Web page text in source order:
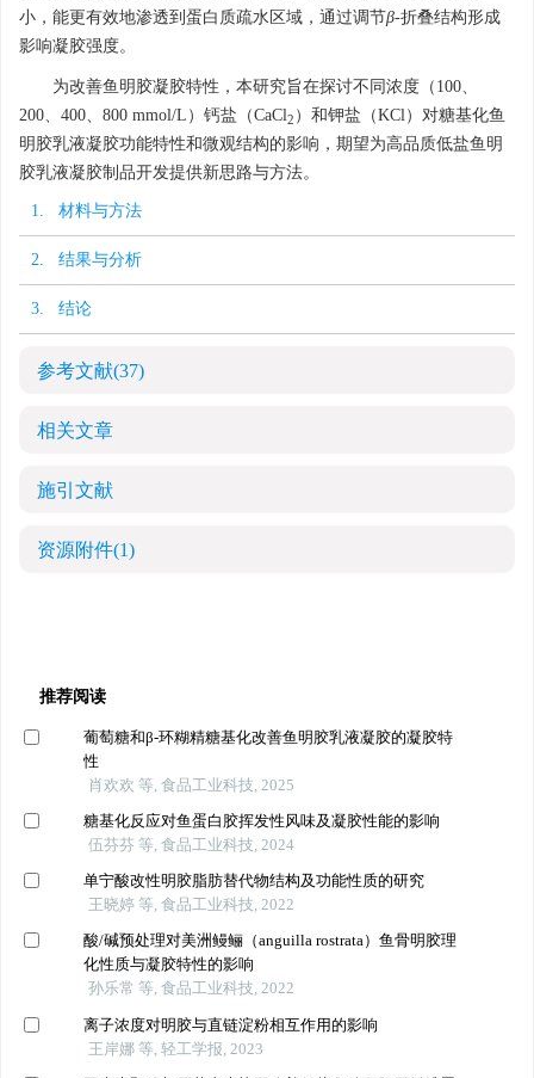
小，能更有效地渗透到蛋白质疏水区域，通过调节β-折叠结构形成
影响凝胶强度。
为改善鱼明胶凝胶特性，本研究旨在探讨不同浓度（100、
200、400、800 mmol/L）钙盐（CaCl2 ）和钾盐（KCl）对糖基化鱼
明胶乳液凝胶功能特性和微观结构的影响，期望为高品质低盐鱼明
胶乳液凝胶制品开发提供新思路与方法。
1. 材料与方法
2. 结果与分析
3. 结论
参考文献(37)
相关文章
施引文献
资源附件(1)